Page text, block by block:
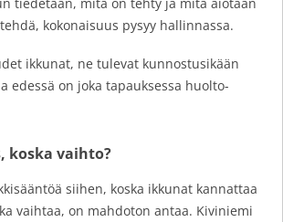
kokonaisuus pysyy hallinnassa.
ikkunat, ne tulevat kunnostusikään
edessä on joka tapauksessa huolto-
koska vaihto?
siihen, koska ikkunat kannattaa
vaihtaa, on mahdoton antaa. Kiviniemi